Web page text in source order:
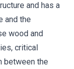
and has a
and the
wood and
critical
between the